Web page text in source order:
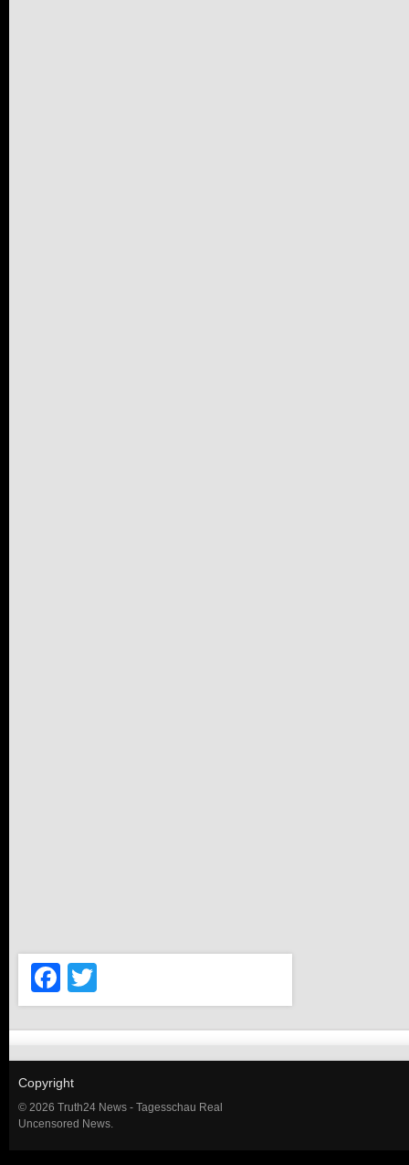
Facebook
Copyright
© 2026 Truth24 News - Tagesschau Real
Uncensored News.